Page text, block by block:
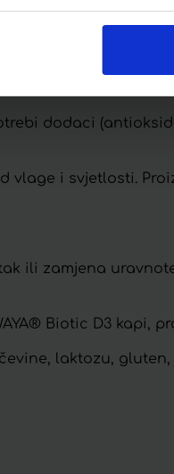
svake upotrebe
i okusa.
dodaci
vlage i svjetlosti.
ili zamjena
Biotic D3 kapi,
laktozu,